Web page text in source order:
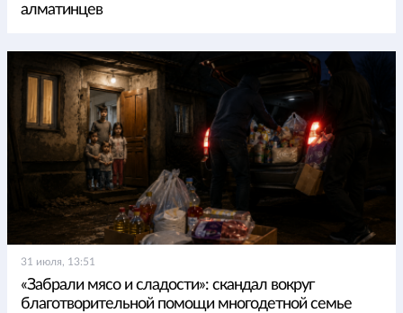
алматинцев
31 июля, 13:51
«Забрали мясо и сладости»: скандал вокруг
благотворительной помощи многодетной семье